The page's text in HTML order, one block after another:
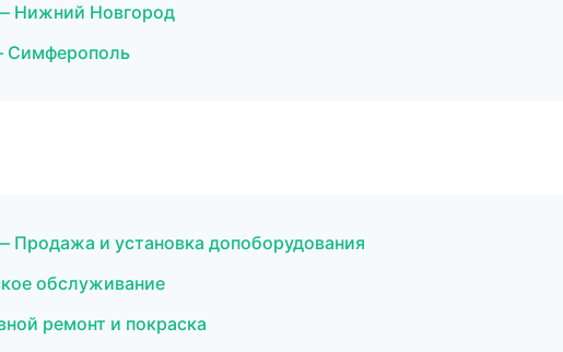
Нижний Новгород
Симферополь
Продажа и установка допоборудования
обслуживание
ремонт и покраска